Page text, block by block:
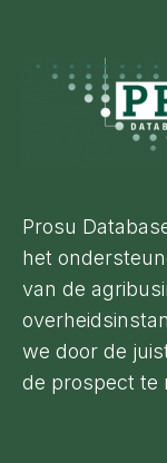
Footer
Prosu
het
van de
we door de
de prospect te